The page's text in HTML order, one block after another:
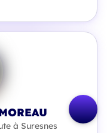
à Suresnes